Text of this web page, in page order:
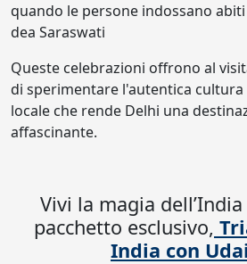
quando le persone indossano
dea Saraswati
Queste celebrazioni offrono al
di sperimentare l'autentica
locale che rende Delhi una
affascinante.
Vivi la magia
pacchetto esclusivo,
India con